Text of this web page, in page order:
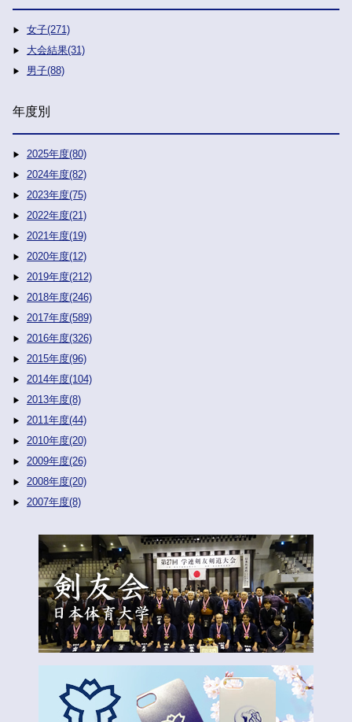
女子(271)
大会結果(31)
男子(88)
年度別
2025年度(80)
2024年度(82)
2023年度(75)
2022年度(21)
2021年度(19)
2020年度(12)
2019年度(212)
2018年度(246)
2017年度(589)
2016年度(326)
2015年度(96)
2014年度(104)
2013年度(8)
2011年度(44)
2010年度(20)
2009年度(26)
2008年度(20)
2007年度(8)